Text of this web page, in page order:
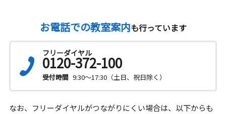
お電話での教室案内も行っています
フリーダイヤル
0120-372-100
受付時間 9:30～17:30（土日、祝日除く）
なお、フリーダイヤルがつながりにくい場合は、以下からも